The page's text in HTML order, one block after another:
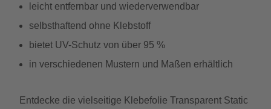
leicht entfernbar und wiederverwendbar
selbsthaftend ohne Klebstoff
bietet UV-Schutz von über 95 %
in verschiedenen Mustern und Maßen erhältlich
Entdecke die vielseitige Klebefolie Transparent Static